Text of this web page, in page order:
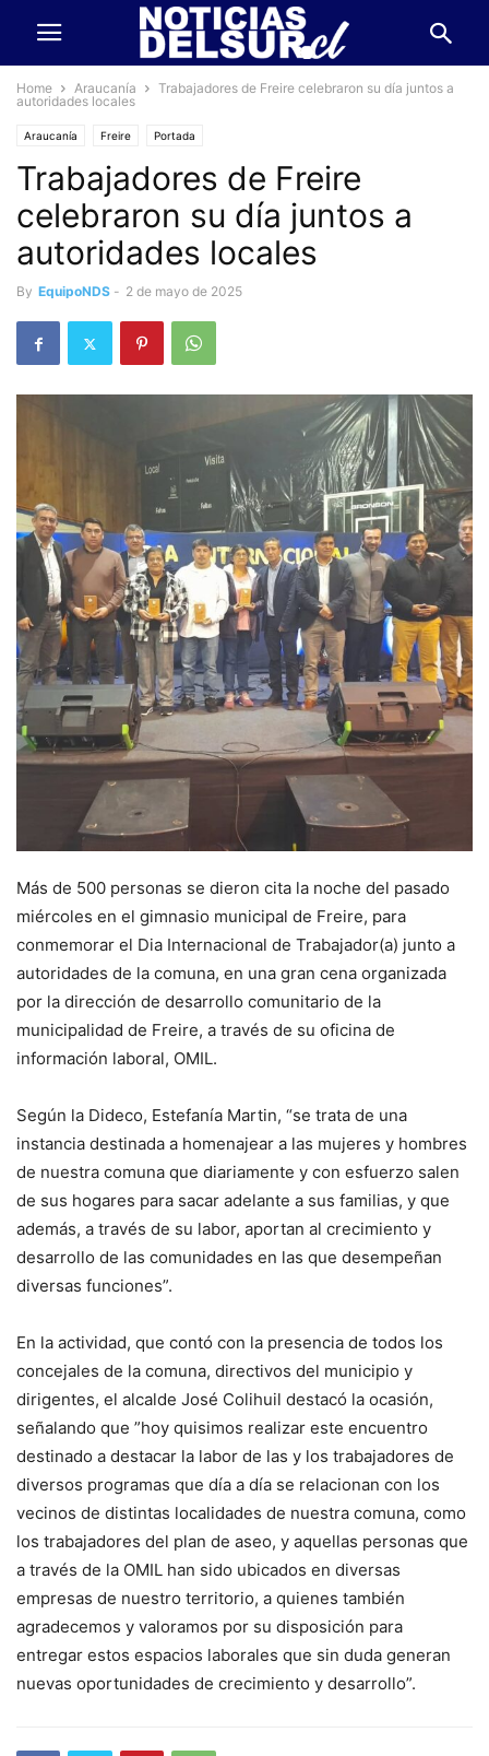
Home Araucanía
Trabajadores de Freire celebraron su día juntos a
autoridades locales
Araucanía Freire Portada
Trabajadores de Freire
celebraron su día juntos a
autoridades locales
By EquipoNDS - 2 de mayo de 2025
Más de 500 personas se dieron cita la noche del pasado
miércoles en el gimnasio municipal de Freire, para
conmemorar el Dia Internacional de Trabajador(a) junto a
autoridades de la comuna, en una gran cena organizada
por la dirección de desarrollo comunitario de la
municipalidad de Freire, a través de su oficina de
información laboral, OMIL.
Según la Dideco, Estefanía Martin, “se trata de una
instancia destinada a homenajear a las mujeres y hombres
de nuestra comuna que diariamente y con esfuerzo salen
de sus hogares para sacar adelante a sus familias, y que
además, a través de su labor, aportan al crecimiento y
desarrollo de las comunidades en las que desempeñan
diversas funciones”.
En la actividad, que contó con la presencia de todos los
concejales de la comuna, directivos del municipio y
dirigentes, el alcalde José Colihuil destacó la ocasión,
señalando que ”hoy quisimos realizar este encuentro
destinado a destacar la labor de las y los trabajadores de
diversos programas que día a día se relacionan con los
vecinos de distintas localidades de nuestra comuna, como
los trabajadores del plan de aseo, y aquellas personas que
a través de la OMIL han sido ubicados en diversas
empresas de nuestro territorio, a quienes también
agradecemos y valoramos por su disposición para
entregar estos espacios laborales que sin duda generan
nuevas oportunidades de crecimiento y desarrollo”.